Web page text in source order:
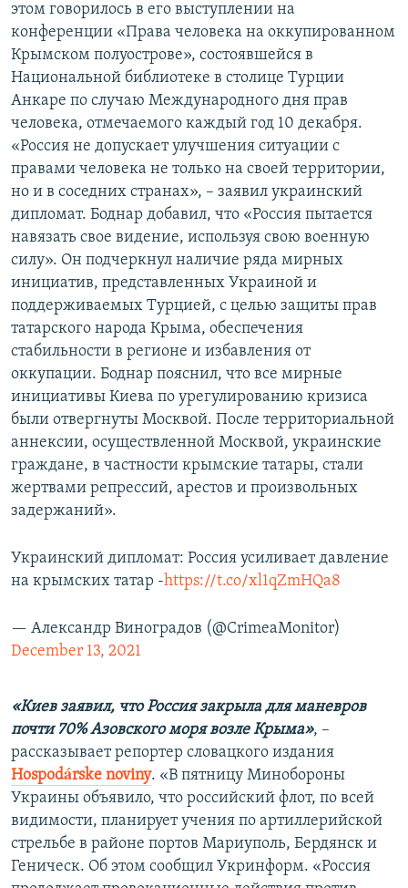
этом говорилось в его выступлении на
конференции «Права человека на оккупированном
Крымском полуострове», состоявшейся в
Национальной библиотеке в столице Турции
Анкаре по случаю Международного дня прав
человека, отмечаемого каждый год 10 декабря.
«Россия не допускает улучшения ситуации с
правами человека не только на своей территории,
но и в соседних странах», – заявил украинский
дипломат. Боднар добавил, что «Россия пытается
навязать свое видение, используя свою военную
силу». Он подчеркнул наличие ряда мирных
инициатив, представленных Украиной и
поддерживаемых Турцией, с целью защиты прав
татарского народа Крыма, обеспечения
стабильности в регионе и избавления от
оккупации. Боднар пояснил, что все мирные
инициативы Киева по урегулированию кризиса
были отвергнуты Москвой. После территориальной
аннексии, осуществленной Москвой, украинские
граждане, в частности крымские татары, стали
жертвами репрессий, арестов и произвольных
задержаний».
Украинский дипломат: Россия усиливает давление
на крымских татар -https://t.co/xl1qZmHQa8
— Александр Виноградов (@CrimeaMonitor)
December 13, 2021
«Киев заявил, что Россия закрыла для маневров
почти 70% Азовского моря возле Крыма», –
рассказывает репортер словацкого издания
Hospodárske noviny. «В пятницу Минобороны
Украины объявило, что российский флот, по всей
видимости, планирует учения по артиллерийской
стрельбе в районе портов Мариуполь, Бердянск и
Геническ. Об этом сообщил Укринформ. «Россия